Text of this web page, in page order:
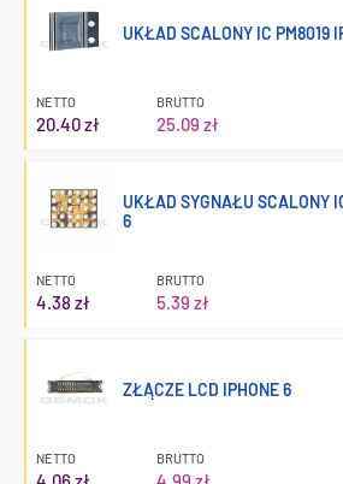
UKŁAD SCALONY IC PM8019
NETTO
20.40 zł
BRUTTO
25.09 zł
UKŁAD SYGNAŁU SCALONY
6
NETTO
4.38 zł
BRUTTO
5.39 zł
ZŁĄCZE LCD IPHONE 6
NETTO BRUTTO